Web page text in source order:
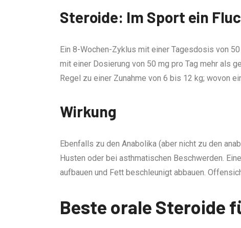
Steroide: Im Sport ein
Ein 8-Wochen-Zyklus mit einer Tagesdosis von
mit einer Dosierung von 50 mg pro Tag mehr als
Regel zu einer Zunahme von 6 bis 12 kg; wovon
Wirkung
Ebenfalls zu den Anabolika (aber nicht zu den
Husten oder bei asthmatischen Beschwerden.
aufbauen und Fett beschleunigt abbauen.
Beste orale Steroide